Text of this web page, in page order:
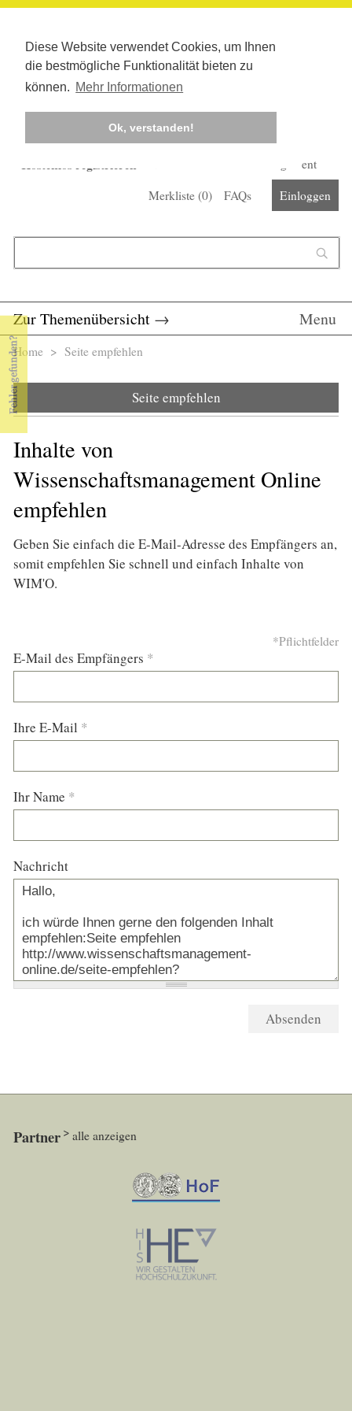
Diese Website verwendet Cookies, um Ihnen
die bestmögliche Funktionalität bieten zu
können. Mehr Informationen
Ok, verstanden!
Kostenlos registrieren
Corona-Management
Merkliste (0) FAQs Einloggen
Zur Themenübersicht → Menu
Sie sind hier
Home > Seite empfehlen
Seite empfehlen
Inhalte von
Wissenschaftsmanagement Online
empfehlen
Geben Sie einfach die E-Mail-Adresse des Empfängers an,
somit empfehlen Sie schnell und einfach Inhalte von
WIM'O.
*Pflichtfelder
E-Mail des Empfängers *
Ihre E-Mail *
Ihr Name *
Nachricht
Partner alle anzeigen